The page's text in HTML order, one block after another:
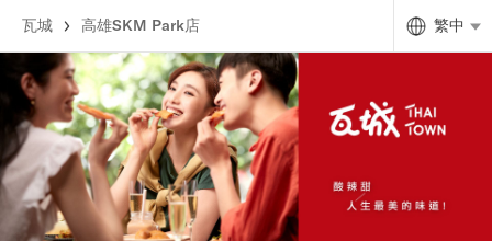
瓦城 高雄SKM Park店 繁中